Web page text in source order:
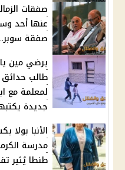
صفقات
عنها أحد
صفقة سوبر..
يرضي مين
طالب حدائق
لمعلمة مع
جديدة
الأنبا بولا
مدرسة
طنطا يُثير